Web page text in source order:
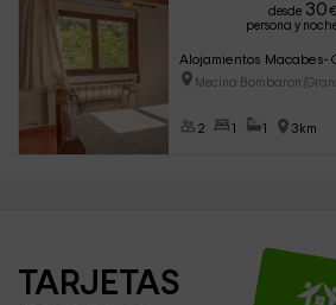
desde 30
persona y
Alojamientos Macabes-
Mecina Bombaron
2 1 1 3km
TARJETAS